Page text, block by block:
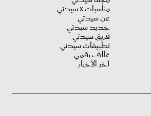
مناسبات X سيدتي
عن سيدتي
جديد سيدتي
فريق سيدتي
تطبيقات سيدتي
غلاف رقمي
آخر الأخبار